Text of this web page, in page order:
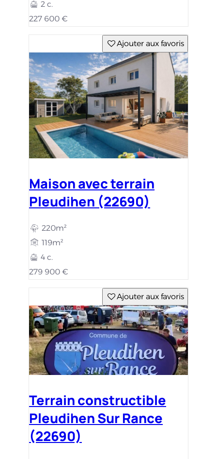
2 c.
227 600 €
Ajouter aux favoris
Maison avec terrain
Pleudihen (22690)
220m²
119m²
4 c.
279 900 €
Ajouter aux favoris
Terrain constructible
Pleudihen Sur Rance
(22690)